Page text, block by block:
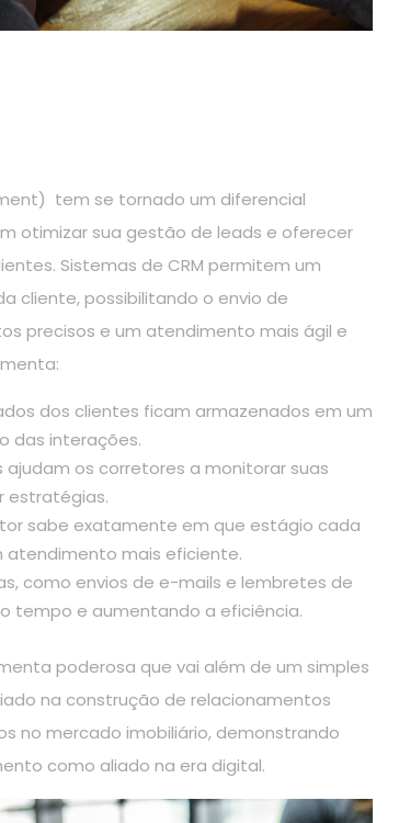
tem se tornado um diferencial
otimizar sua gestão de leads e oferecer
Sistemas de CRM permitem um
cliente, possibilitando o envio de
precisos e um atendimento mais ágil e
dos clientes ficam armazenados em um
das interações.
ajudam os corretores a monitorar suas
estratégias.
sabe exatamente em que estágio cada
atendimento mais eficiente.
como envios de e-mails e lembretes de
tempo e aumentando a eficiência.
poderosa que vai além de um simples
na construção de relacionamentos
no mercado imobiliário, demonstrando
como aliado na era digital.